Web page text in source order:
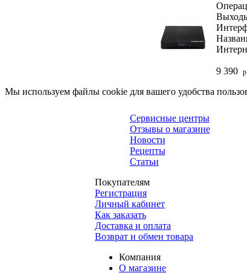
9 390 р.
Мы используем файлы cookie для вашего удобства
Сервисные центры
Отзывы о магазине
Новости
Рецепты
Статьи
Покупателям
Регистрация
Личный кабинет
Как заказать
Доставка и оплата
Возврат и обмен товара
Компания
О магазине